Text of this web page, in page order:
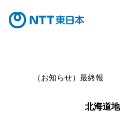
（お知らせ）最終報
北海道